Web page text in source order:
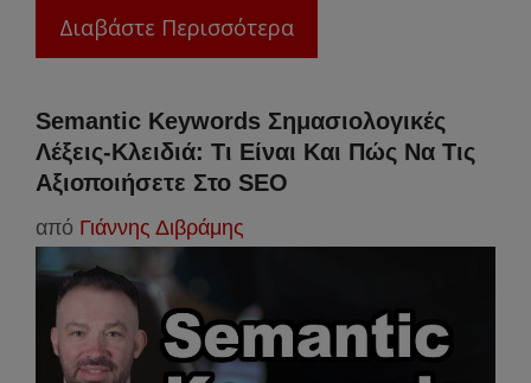
Διαβάστε Περισσότερα
Semantic Keywords Σημασιολογικές
Λέξεις-Κλειδιά: Τι Είναι Και Πώς Να Τις
Αξιοποιήσετε Στο SEO
από Γιάννης Διβράμης